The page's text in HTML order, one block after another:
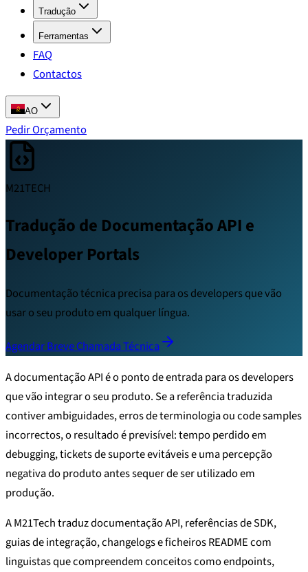
Tradução
Ferramentas
FAQ
Contactos
AO
Pedir Orçamento
M21TECH
Tradução de Documentação API e
Developer Portals
Documentação técnica precisa para os developers que vão
usar o seu produto em qualquer língua.
Agendar Breve Chamada Técnica
A documentação API é o ponto de entrada para os developers
que vão integrar o seu produto. Se a referência traduzida
contiver ambiguidades, erros de terminologia ou code samples
incorrectos, o resultado é previsível: tempo perdido em
debugging, tickets de suporte evitáveis e uma percepção
negativa do produto antes sequer de ser utilizado em
produção.
A M21Tech traduz documentação API, referências de SDK,
guias de integração, changelogs e ficheiros README com
linguistas que compreendem conceitos como endpoints,